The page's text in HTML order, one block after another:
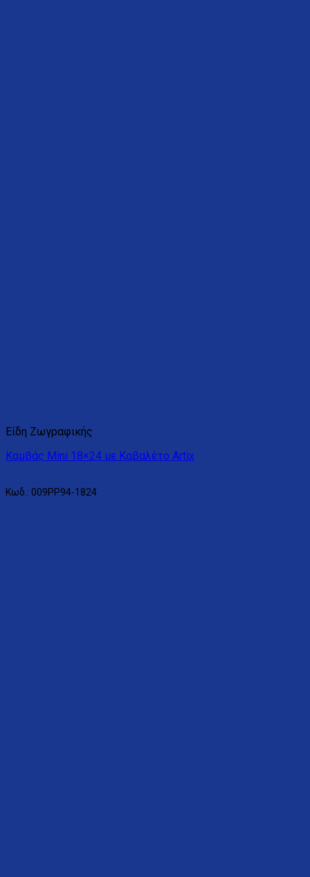
Είδη Ζωγραφικής
Καμβάς Mini 18×24 με Καβαλέτο Artix
Κωδ.: 009PP94-1824